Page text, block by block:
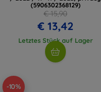
(5906302368129)
€ 15,90
€ 13,42
Letztes Stück auf Lager
-10%